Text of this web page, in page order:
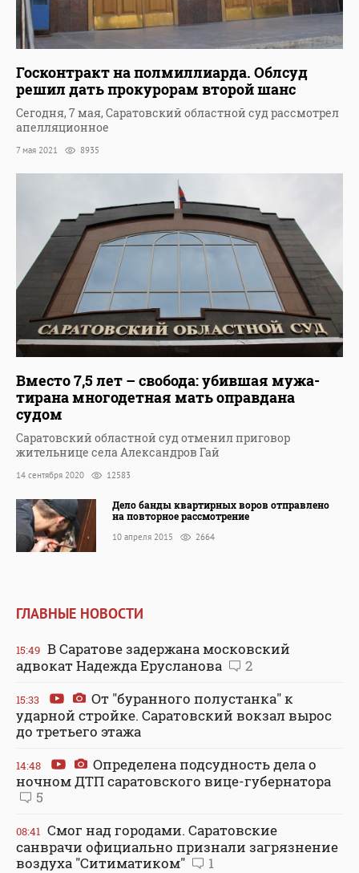
Госконтракт на полмиллиарда. Облсуд
решил дать прокурорам второй шанс
Сегодня, 7 мая, Саратовский областной суд рассмотрел
апелляционное
7 мая 2021 8935
Вместо 7,5 лет – свобода: убившая мужа-
тирана многодетная мать оправдана
судом
Саратовский областной суд отменил приговор
жительнице села Александров Гай
14 сентября 2020 12583
Дело банды квартирных воров отправлено
на повторное рассмотрение
10 апреля 2015 2664
ГЛАВНЫЕ НОВОСТИ
15:49 В Саратове задержана московский
адвокат Надежда Ерусланова
2
15:33
От "буранного полустанка" к
ударной стройке. Саратовский вокзал вырос
до третьего этажа
14:48
Определена подсудность дела о
ночном ДТП саратовского вице-губернатора
5
08:41 Смог над городами. Саратовские
санврачи официально признали загрязнение
воздуха "Ситиматиком"
1